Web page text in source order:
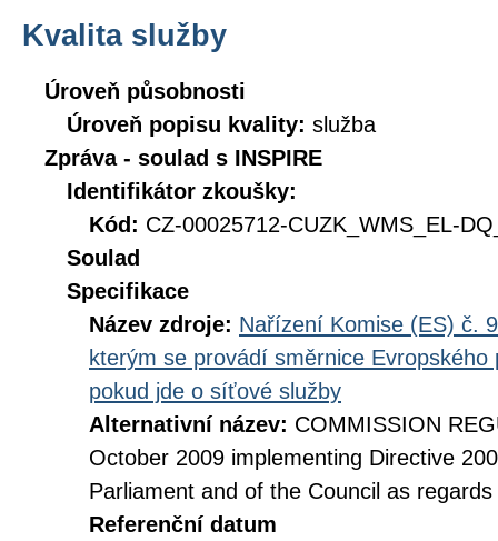
Kvalita služby
Úroveň působnosti
Úroveň popisu kvality: služba
Zpráva - soulad s INSPIRE
Identifikátor zkoušky:
Kód: CZ-00025712-CUZK_WMS_EL-
Soulad
Specifikace
Název zdroje: Nařízení Komise (ES) č.
kterým se provádí směrnice
pokud jde o síťové služby
Alternativní název: COMMISSION
October 2009 implementing Directive
Parliament and of the Council as
Referenční datum